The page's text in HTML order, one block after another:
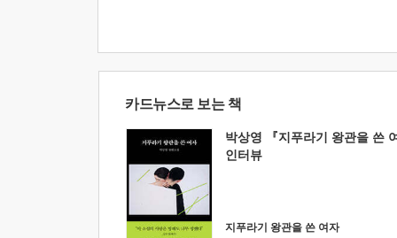
카드뉴스로 보는 책
박상영 『지푸라기 왕관을 쓴
인터뷰
지푸라기 왕관을 쓴 여자